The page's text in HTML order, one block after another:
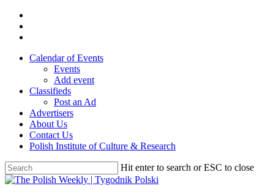
Skip
main
Calendar of Events
Events
Add event
Classifieds
Post an Ad
Advertisers
About Us
Contact Us
Polish Institute of Culture & Research
Hit enter to search or ESC to close
Close